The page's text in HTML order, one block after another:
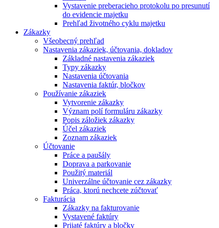
Vystavenie preberacieho protokolu po presunutí
do evidencie majetku
Prehľad životného cyklu majetku
Zákazky
Všeobecný prehľad
Nastavenia zákaziek, účtovania, dokladov
Základné nastavenia zákaziek
Typy zákazky
Nastavenia účtovania
Nastavenia faktúr, bločkov
Používanie zákaziek
Vytvorenie zákazky
Význam polí formuláru zákazky
Popis záložiek zákazky
Účel zákaziek
Zoznam zákaziek
Účtovanie
Práce a paušály
Doprava a parkovanie
Použitý materiál
Univerzálne účtovanie cez zákazky
Práca, ktorú nechcete zúčtovať
Fakturácia
Zákazky na fakturovanie
Vystavené faktúry
Prijaté faktúry a bločky